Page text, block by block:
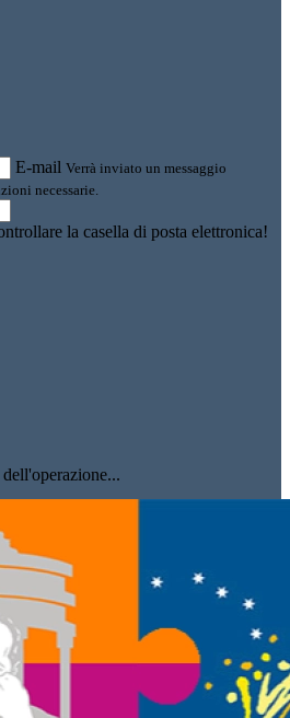
E-mail Verrà inviato un messaggio
necessarie.
la casella di posta elettronica!